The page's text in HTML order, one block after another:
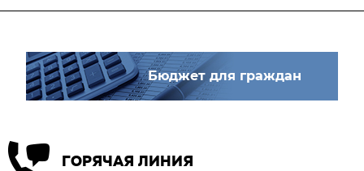
Бюджет для граждан
ГОРЯЧАЯ ЛИНИЯ